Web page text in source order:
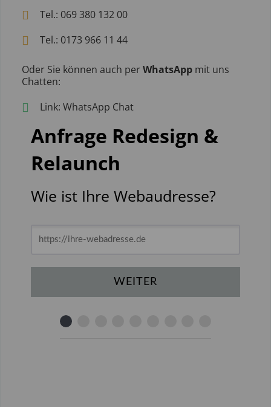
Tel.: 069 380 132 00
Tel.: 0173 966 11 44
Oder Sie können auch perWhatsApp mit uns
Chatten:
Link: WhatsApp Chat
Anfrage Redesign &
Relaunch
Wie ist Ihre Webaudresse?
WEITER